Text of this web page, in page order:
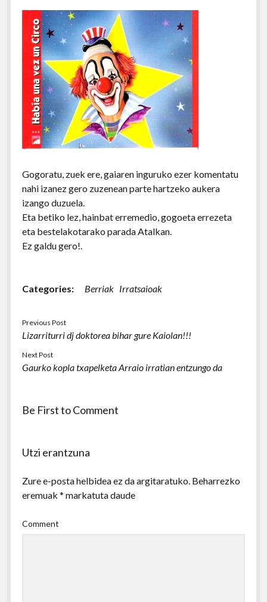
Gogoratu, zuek ere, gaiaren inguruko ezer komentatu
nahi izanez gero zuzenean parte hartzeko aukera
izango duzuela.
Eta betiko lez, hainbat erremedio, gogoeta errezeta
eta bestelakotarako parada Atalkan.
Ez galdu gero!.
Categories: Berriak Irratsaioak
Previous Post
Lizarriturri dj doktorea bihar gure Kaiolan!!!
Next Post
Gaurko kopla txapelketa Arraio irratian entzungo da
Be First to Comment
Utzi erantzuna
Zure e-posta helbidea ez da argitaratuko. Beharrezko
eremuak * markatuta daude
Comment